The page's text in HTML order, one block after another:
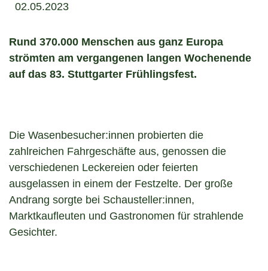
02.05.2023
Rund 370.000 Menschen aus ganz Europa
strömten am vergangenen langen Wochenende
auf das 83. Stuttgarter Frühlingsfest.
Die Wasenbesucher:innen probierten die
zahlreichen Fahrgeschäfte aus, genossen die
verschiedenen Leckereien oder feierten
ausgelassen in einem der Festzelte. Der große
Andrang sorgte bei Schausteller:innen,
Marktkaufleuten und Gastronomen für strahlende
Gesichter.